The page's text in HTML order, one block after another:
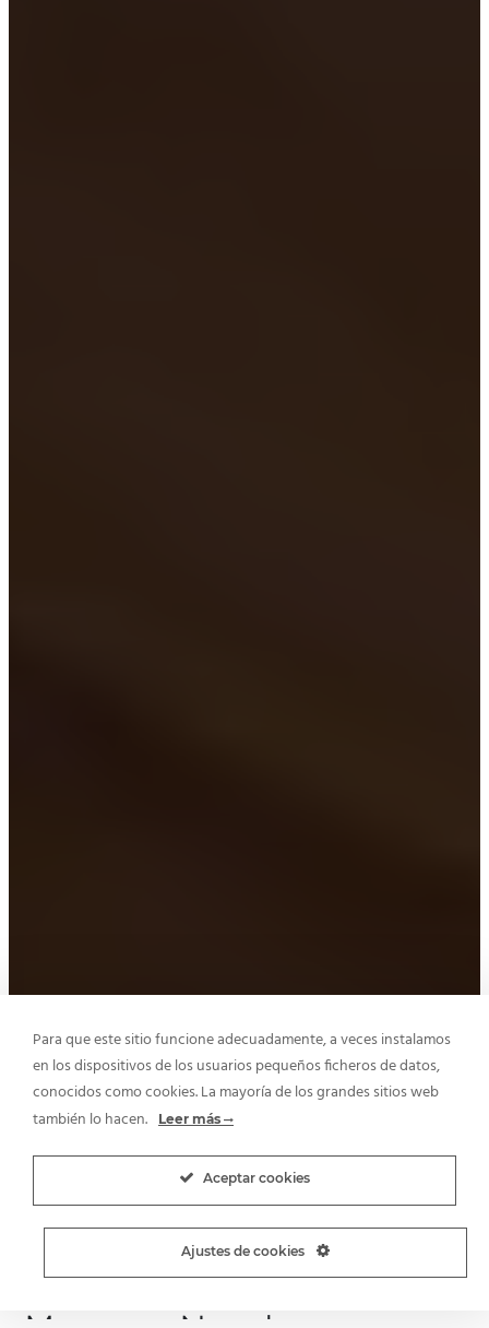
Para que este sitio funcione adecuadamente, a veces instalamos
en los dispositivos de los usuarios pequeños ficheros de datos,
conocidos como cookies. La mayoría de los grandes sitios web
también lo hacen.
Leer más
Aceptar cookies
Ajustes de cookies